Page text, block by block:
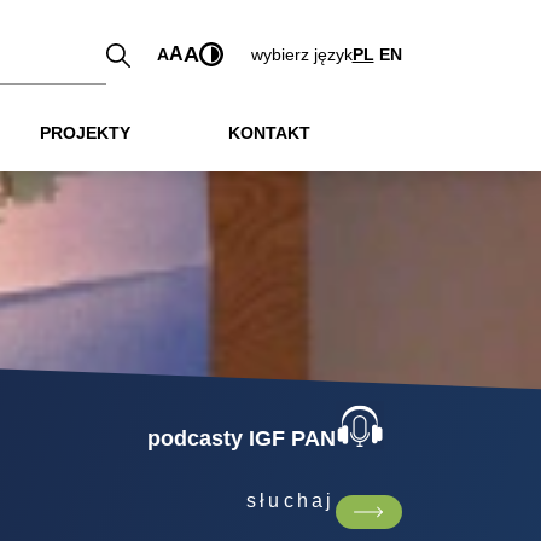
AAA wybierz językPL EN
PROJEKTY KONTAKT
podcasty IGF PAN
słuchaj